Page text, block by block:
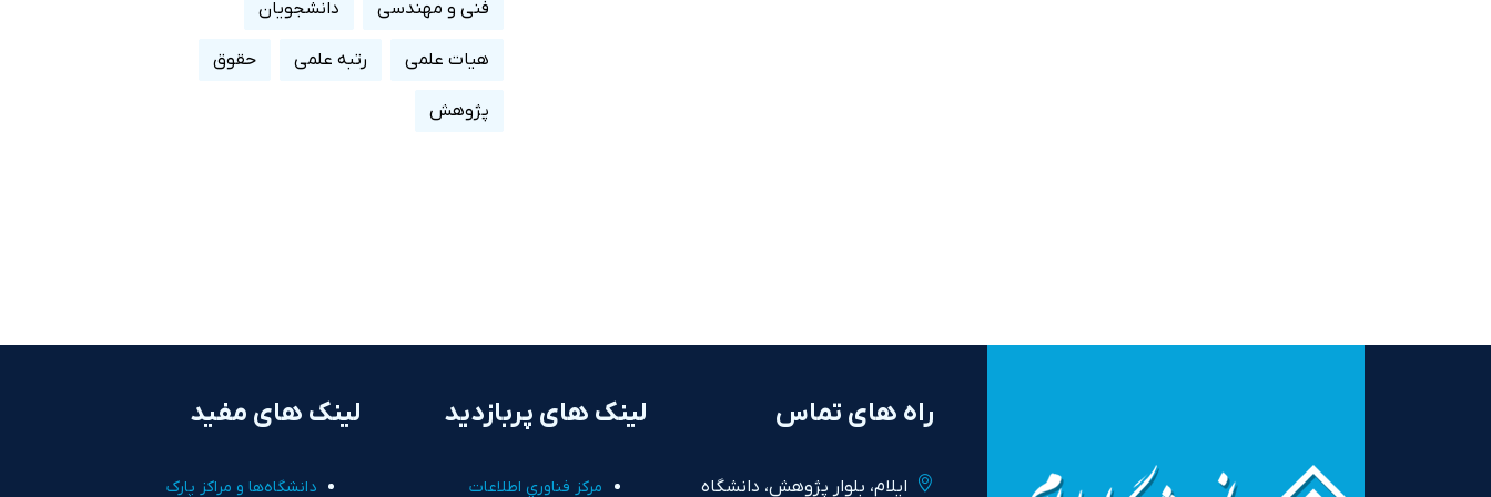
فنی و مهندسی دانشجویان
هیات علمی رتبه علمی حقوق
پژوهش
راه های تماس
ايلام، بلوار پژوهش، دانشگاه
لینک های پربازدید
مرکز فناوري اطلاعات
لینک های مفید
دانشگاه‌ها و مراکز پارک